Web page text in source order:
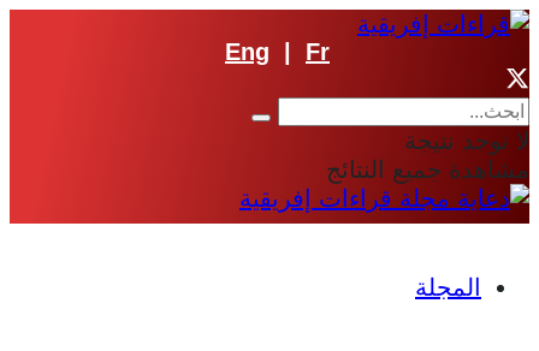
Eng Fr
لا توجد نتيجة
مشاهدة جميع النتائج
المجلة